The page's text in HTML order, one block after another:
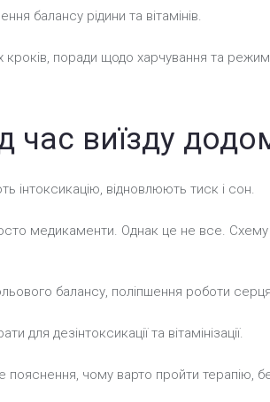
балансу рідини та вітамінів.
поради щодо харчування та
час виїзду
інтоксикацію, відновлюють тиск і сон.
медикаменти. Однак це не все. Схему
балансу, поліпшення роботи
для дезінтоксикації та вітамінізації.
пояснення, чому варто пройти терапію,